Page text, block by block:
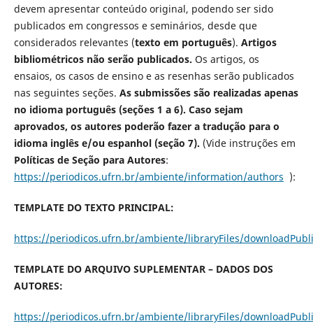
devem apresentar conteúdo original, podendo ser sido
publicados em congressos e seminários, desde que
considerados relevantes (texto em português). Artigos
bibliométricos não serão publicados. Os artigos, os
ensaios, os casos de ensino e as resenhas serão publicados
nas seguintes seções. As submissões são realizadas apenas
no idioma português (seções 1 a 6). Caso sejam
aprovados, os autores poderão fazer a tradução para o
idioma inglês e/ou espanhol (seção 7). (Vide instruções em
Políticas de Seção para Autores:
https://periodicos.ufrn.br/ambiente/information/authors ):
TEMPLATE DO TEXTO PRINCIPAL:
https://periodicos.ufrn.br/ambiente/libraryFiles/
TEMPLATE DO ARQUIVO SUPLEMENTAR – DADOS DOS
AUTORES:
https://periodicos.ufrn.br/ambiente/libraryFiles/